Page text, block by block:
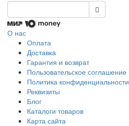
О нас
Оплата
Доставка
Гарантия и возврат
Пользовательское соглашение
Политика конфиденциальности
Реквизиты
Блог
Каталоги товаров
Карта сайта